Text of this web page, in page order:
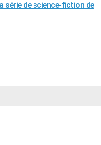
série de science-fiction de